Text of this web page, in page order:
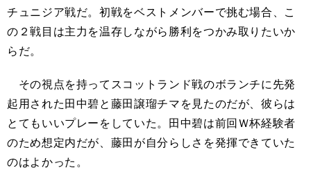
チュニジア戦だ。初戦をベストメンバーで挑む場合、こ
の２戦目は主力を温存しながら勝利をつかみ取りたいか
らだ。
その視点を持ってスコットランド戦のボランチに先発
起用された田中碧と藤田譲瑠チマを見たのだが、彼らは
とてもいいプレーをしていた。田中碧は前回Ｗ杯経験者
のため想定内だが、藤田が自分らしさを発揮できていた
のはよかった。